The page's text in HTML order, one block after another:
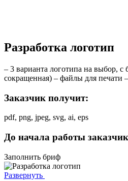
Разработка логотип
– 3 варианта логотипа на выбор,
сокращенная) – файлы для печати
Заказчик получит:
pdf, png, jpeg, svg, ai, eps
До начала работы
Заполнить бриф
Развернуть